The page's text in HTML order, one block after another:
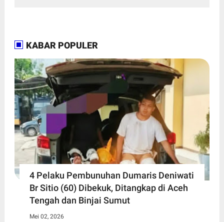
KABAR POPULER
4 Pelaku Pembunuhan Dumaris Deniwati
Br Sitio (60) ‎Dibekuk, Ditangkap di Aceh
Tengah ‎dan Binjai Sumut
Mei 02, 2026